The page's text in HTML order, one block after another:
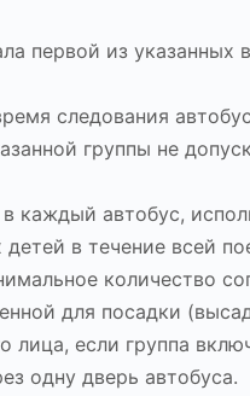
первой из указанных
следования
группы не
каждый автобус,
в течение всей
количество
для посадки
лица, если группа
одну дверь автобуса.